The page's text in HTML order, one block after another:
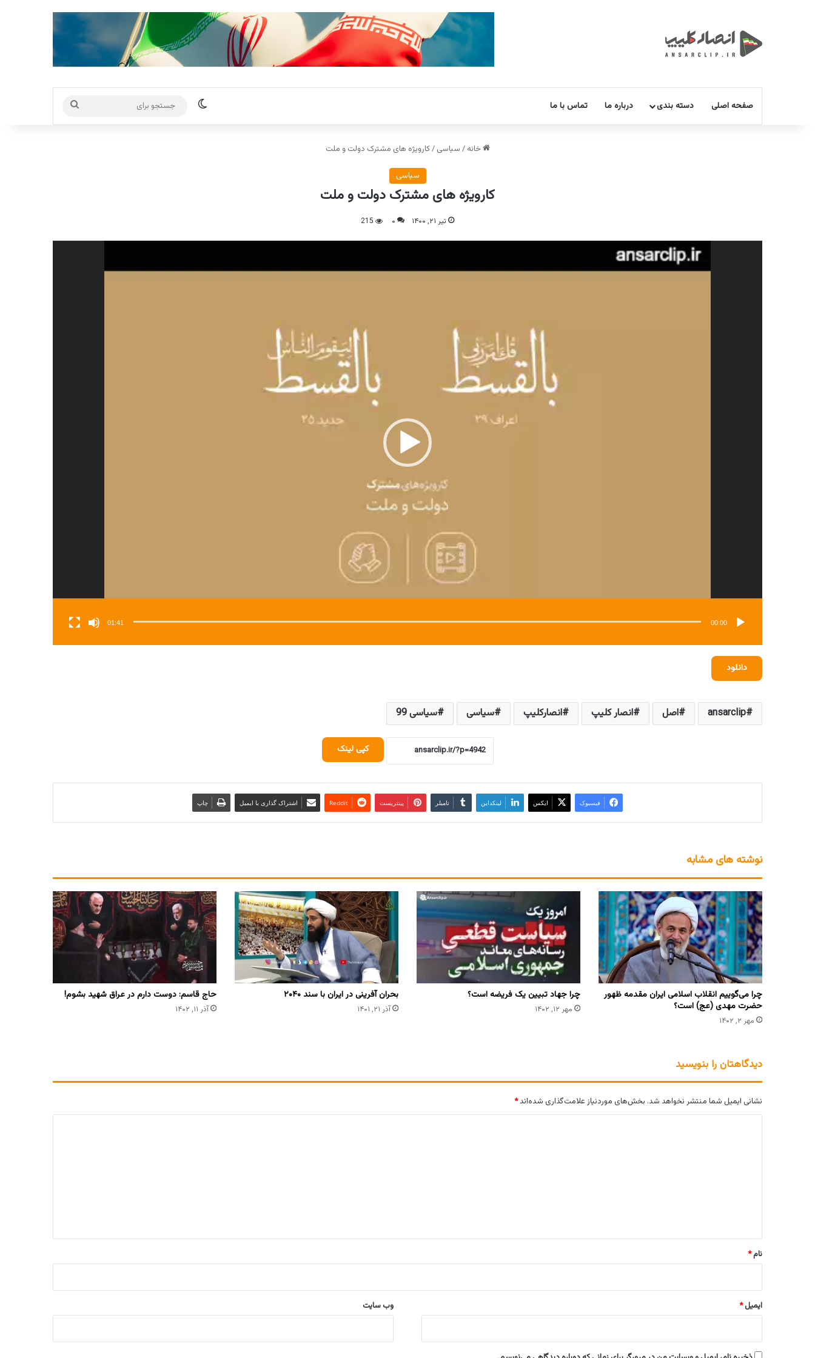
صفحه اصلی دسته بندی درباره ما تماس با ما تغییر پوسته
برای
خانه / سیاسی /کارویژه های مشترک دولت و ملت
سیاسی
کارویژه های مشترک دولت و ملت
تیر ۲۱, ۱۴۰۰ ۰ 215
نمایشگر
00:00
01:41
دانلود
ansarclip اصل انصار کلیپ انصارکلیپ سیاسی سیاسی 99
کپی لینک
فیسبوک ایکس لینکداین تامبلر پینتریست Reddit اشتراک گذاری با ایمیل چاپ
نوشته های مشابه
چرا می‌گوییم انقلاب اسلامی ایران مقدمه ظهور
حضرت مهدی (عج) است؟
مهر ۲, ۱۴۰۲
چرا جهاد تبیین یک فریضه است؟
مهر ۱۲, ۱۴۰۲
بحران آفرینی در ایران با سند ۲۰۴۰
آذر ۲۱, ۱۴۰۱
حاج قاسم: دوست دارم در عراق شهید بشوم!
آذر ۱۱, ۱۴۰۲
دیدگاهتان را بنویسید
نشانی ایمیل شما منتشر نخواهد شد. بخش‌های موردنیاز علامت‌گذاری شده‌اند*
نام*
ایمیل* وب‌ سایت